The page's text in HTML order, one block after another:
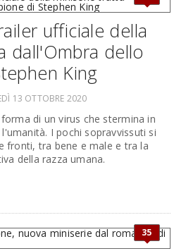
ufficiale della
dall'Ombra dello
King
13 OTTOBRE 2020
di un virus che stermina in
I pochi sopravvissuti si
fronti, tra bene e male e tra la
della razza umana.
35